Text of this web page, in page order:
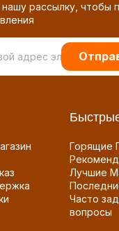
рассылку, чтобы
Горящие
Лучшие
Часто
вопросы